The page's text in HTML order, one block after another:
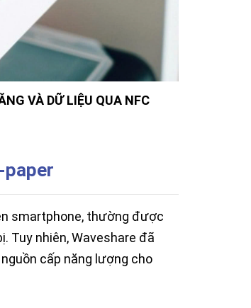
VÀ DỮ LIỆU QUA NFC
paper
smartphone, thường được
Tuy nhiên, Waveshare đã
cấp năng lượng cho